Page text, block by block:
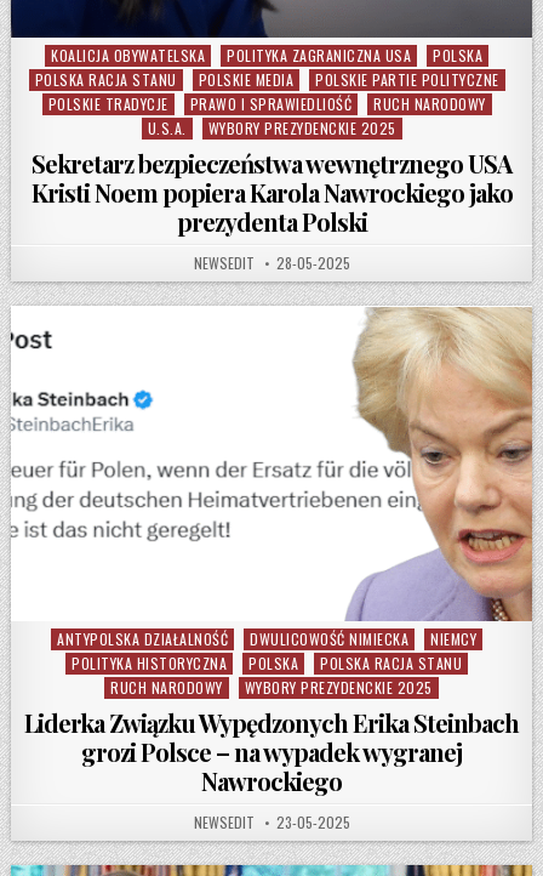
Posted in
KOALICJA OBYWATELSKA POLITYKA ZAGRANICZNA USA
POLSKA
POLSKA RACJA STANU
POLSKIE MEDIA
POLSKIE PARTIE POLITYCZNE
POLSKIE TRADYCJE
PRAWO I SPRAWIEDLIOŚĆ
RUCH NARODOWY
U.S.A.
WYBORY PREZYDENCKIE 2025
Sekretarz bezpieczeństwa wewnętrznego USA
Kristi Noem popiera Karola Nawrockiego jako
prezydenta Polski
AUTHOR:
NEWSEDIT PUBLISHED DATE:
28-05-2025
Posted in
ANTYPOLSKA DZIAŁALNOŚĆ DWULICOWOŚĆ NIMIECKA
NIEMCY
POLITYKA HISTORYCZNA
POLSKA
POLSKA RACJA STANU
RUCH NARODOWY
WYBORY PREZYDENCKIE 2025
Liderka Związku Wypędzonych Erika Steinbach
grozi Polsce – na wypadek wygranej
Nawrockiego
AUTHOR:
NEWSEDIT PUBLISHED DATE:
23-05-2025